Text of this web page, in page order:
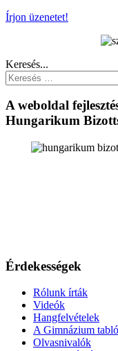
Írjon üzenetet!
Keresés...
A weboldal
Hungarikum
Érdekességek
Rólunk írták
Videók
Hangfelvételek
A Gimnázium
Olvasnivalók